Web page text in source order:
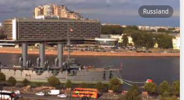
Russland